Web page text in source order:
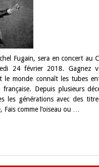
Casino
Barrière
!
Fugain, sera en concert au
24 février 2018. Gagnez
le monde connaît les tubes
Depuis plusieurs
les générations avec des
comme l’oiseau ou …